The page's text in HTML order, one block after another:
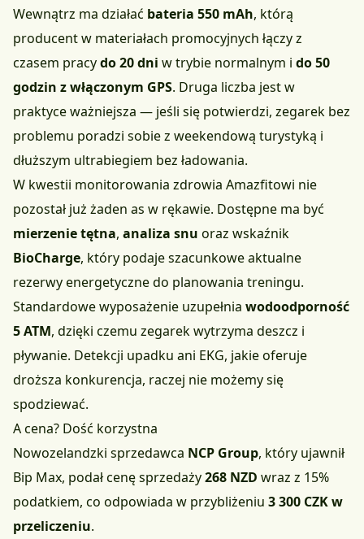
Wewnątrz ma działać bateria 550 mAh, którą
producent w materiałach promocyjnych łączy z
czasem pracydo 20 dni w trybie normalnym i do 50
godzin z włączonym GPS. Druga liczba jest w
praktyce ważniejsza — jeśli się potwierdzi, zegarek bez
problemu poradzi sobie z weekendową turystyką i
dłuższym ultrabiegiem bez ładowania.
W kwestii monitorowania zdrowia Amazfitowi nie
pozostał już żaden as w rękawie. Dostępne ma być
mierzenie tętna, analiza snu oraz wskaźnik
BioCharge, który podaje szacunkowe aktualne
rezerwy energetyczne do planowania treningu.
Standardowe wyposażenie uzupełnia wodoodporność
5 ATM, dzięki czemu zegarek wytrzyma deszcz i
pływanie. Detekcji upadku ani EKG, jakie oferuje
droższa konkurencja, raczej nie możemy się
spodziewać.
A cena? Dość korzystna
Nowozelandzki sprzedawca NCP Group, który ujawnił
Bip Max, podał cenę sprzedaży268 NZD wraz z 15%
podatkiem, co odpowiada w przybliżeniu 3 300 CZK w
przeliczeniu.